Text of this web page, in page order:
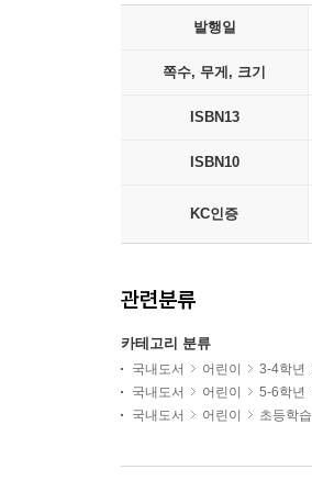
발행일
쪽수, 무게, 크기
ISBN13
ISBN10
KC인증
관련분류
카테고리 분류
국내도서 어린이 3-4학년
국내도서
어린이 5-6학년
국내도서
어린이 초등학습